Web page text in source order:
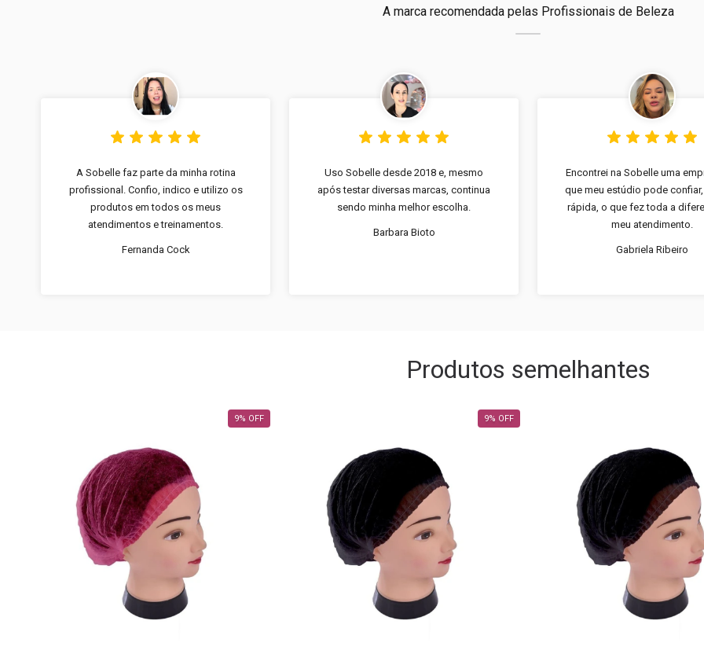
A marca recomendada pelas Profissionais de Beleza
A Sobelle faz parte da minha rotina
profissional. Confio, indico e utilizo os
produtos em todos os meus
atendimentos e treinamentos.
Fernanda Cock
Uso Sobelle desde 2018 e, mesmo
após testar diversas marcas, continua
sendo minha melhor escolha.
Barbara Bioto
Encontrei na Sobelle uma
que meu estúdio pode
rápida, o que fez toda a
meu atendimento.
Gabriela Ribeiro
Produtos semelhantes
9% OFF 9% OFF